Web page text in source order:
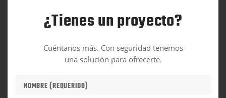
¿Tienes un proyecto?
Cuéntanos más. Con seguridad tenemos
una solución para ofrecerte.